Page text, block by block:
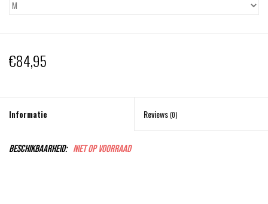
€84,95
Informatie Reviews(0)
Beschikbaarheid: Niet op voorraad